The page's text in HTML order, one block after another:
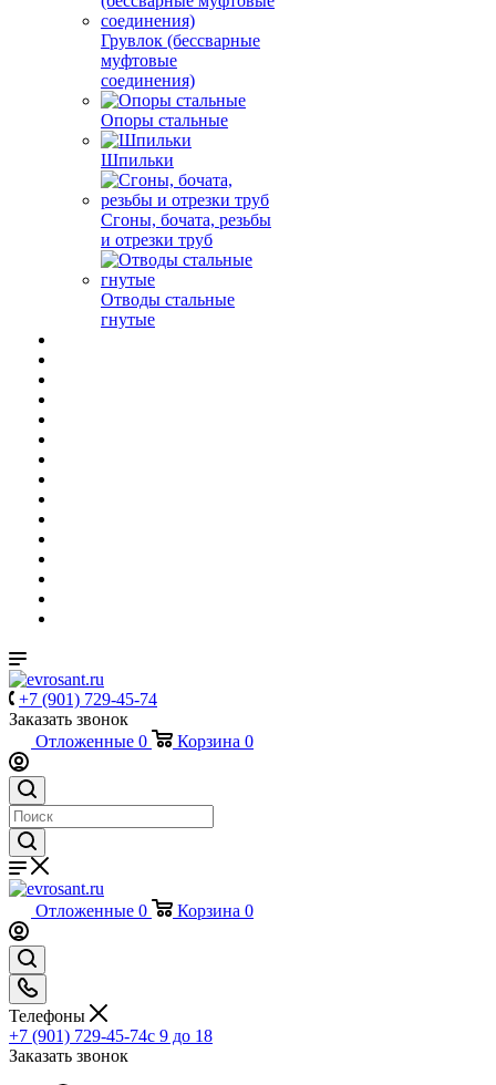
Грувлок (бессварные
муфтовые
соединения)
Опоры стальные
Шпильки
Сгоны, бочата, резьбы
и отрезки труб
Отводы стальные
гнутые
+7 (901) 729-45-74
Заказать звонок
Отложенные 0 Корзина 0
Отложенные 0 Корзина 0
Телефоны
+7 (901) 729-45-74c 9 до 18
Заказать звонок